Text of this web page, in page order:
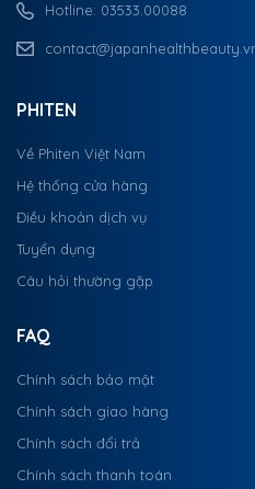
Hotline: 03533.00088
PHITEN
Về Phiten Việt Nam
Hệ thống cửa hàng
Điều khoản dịch vụ
Tuyển dụng
Câu hỏi thường gặp
FAQ
Chính sách bảo mật
Chính sách giao hàng
Chính sách đổi trả
Chính sách thanh toán